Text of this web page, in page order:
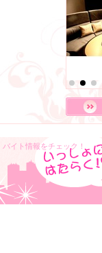
イト情報をチェック！